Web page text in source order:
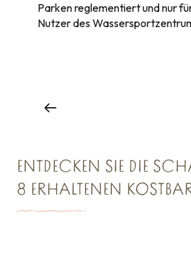
Parken reglementiert und nur
Nutzer des
ENTDECKEN SIE DIE
8 ERHALTENEN